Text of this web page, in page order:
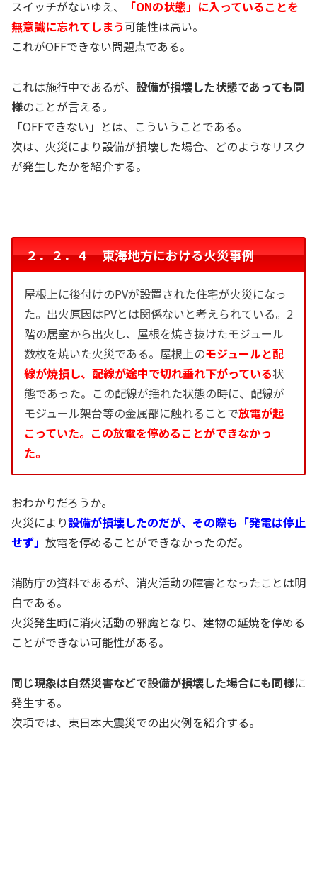
スイッチがないゆえ、
「ONの状態」に入っていることを
無意識に忘れてしまう可能性は高い。
これがOFFできない問題点である。
これは施行中であるが、 設備が損壊した状態であっても同
様のことが言える。
「OFFできない」とは、こういうことである。
次は、火災により設備が損壊した場合、どのようなリスク
が発生したかを紹介する。
２．２．４ 東海地方における火災事例
屋根上に後付けのPVが設置された住宅が火災になっ
た。出火原因はPVとは関係ないと考えられている。2
階の居室から出火し、屋根を焼き抜けたモジュール
数枚を焼いた火災である。屋根上のモジュールと配
線が焼損し、配線が途中で切れ垂れ下がっている状
態であった。この配線が揺れた状態の時に、配線が
モジュール架台等の金属部に触れることで放電が起
こっていた。この放電を停めることができなかっ
た。
おわかりだろうか。
火災により設備が損壊したのだが、その際も「発電は停止
せず」 放電を停めることができなかったのだ。
消防庁の資料であるが、消火活動の障害となったことは明
白である。
火災発生時に消火活動の邪魔となり、建物の延焼を停める
ことができない可能性がある。
同じ現象は自然災害などで設備が損壊した場合にも同様に
発生する。
次項では、東日本大震災での出火例を紹介する。